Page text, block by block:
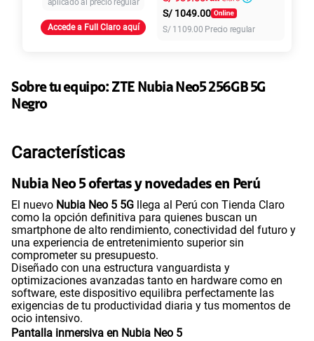
Ver más planes
Accede a Full Claro aquí
S/ 1049.00
S/ 1109.00 Precio regular
Sobre tu equipo: ZTE Nubia Neo5 256GB 5G
Negro
Características
Nubia Neo 5 ofertas y novedades en Perú
El nuevo Nubia Neo 5 5G llega al Perú con Tienda Claro
como la opción definitiva para quienes buscan un
smartphone de alto rendimiento, conectividad del futuro y
una experiencia de entretenimiento superior sin
comprometer su presupuesto.
Diseñado con una estructura vanguardista y
optimizaciones avanzadas tanto en hardware como en
software, este dispositivo equilibra perfectamente las
exigencias de tu productividad diaria y tus momentos de
ocio intensivo.
Pantalla inmersiva en Nubia Neo 5